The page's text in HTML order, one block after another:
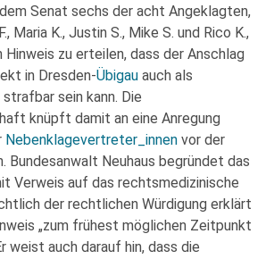
Senat sechs der acht Angeklagten,
Maria K., Justin S., Mike S. und Rico K.,
zu erteilen, dass der Anschlag
in Dresden-Übigau auch als
sein kann. Die
knüpft damit an eine Anregung
Nebenklagevertreter_innen vor der
Bundesanwalt Neuhaus begründet das
Verweis auf das rechtsmedizinische
der rechtlichen Würdigung erklärt
„zum frühest möglichen Zeitpunkt
weist auch darauf hin, dass die